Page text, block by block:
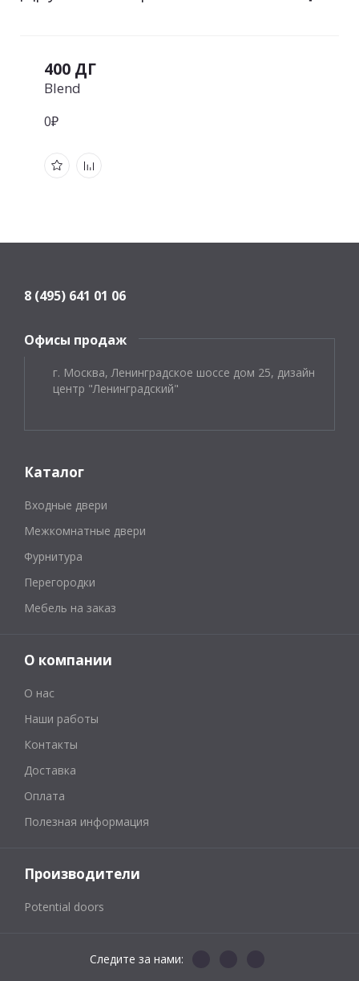
400 ДГ
Blend
0₽
8 (495) 641 01 06
Офисы продаж
г. Москва, Ленинградское шоссе дом 25, дизайн
центр "Ленинградский"
Каталог
Входные двери
Межкомнатные двери
Фурнитура
Перегородки
Мебель на заказ
О компании
О нас
Наши работы
Контакты
Доставка
Оплата
Полезная информация
Производители
Potential doors
Следите за нами: